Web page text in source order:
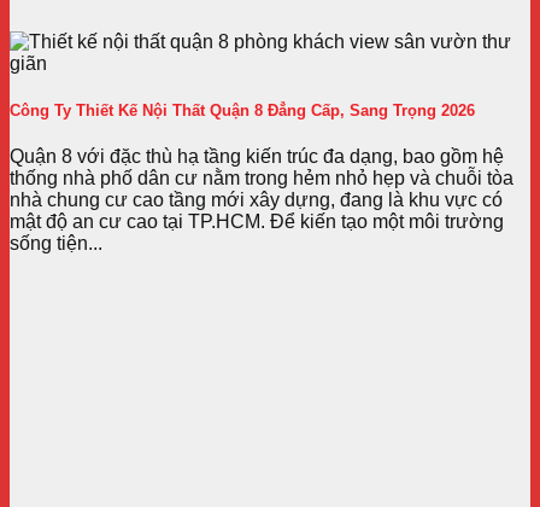
Công Ty Thiết Kế Nội Thất Quận 8 Đẳng Cấp, Sang Trọng 2026
Quận 8 với đặc thù hạ tầng kiến trúc đa dạng, bao gồm hệ
thống nhà phố dân cư nằm trong hẻm nhỏ hẹp và chuỗi tòa
nhà chung cư cao tầng mới xây dựng, đang là khu vực có
mật độ an cư cao tại TP.HCM. Để kiến tạo một môi trường
sống tiện...